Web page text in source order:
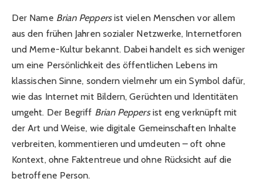
Der Name Brian Peppersist vielen Menschen vor allem
aus den frühen Jahren sozialer Netzwerke, Internetforen
und Meme-Kultur bekannt. Dabei handelt es sich weniger
um eine Persönlichkeit des öffentlichen Lebens im
klassischen Sinne, sondern vielmehr um ein Symbol dafür,
wie das Internet mit Bildern, Gerüchten und Identitäten
umgeht. Der Begriff Brian Peppersist eng verknüpft mit
der Art und Weise, wie digitale Gemeinschaften Inhalte
verbreiten, kommentieren und umdeuten – oft ohne
Kontext, ohne Faktentreue und ohne Rücksicht auf die
betroffene Person.